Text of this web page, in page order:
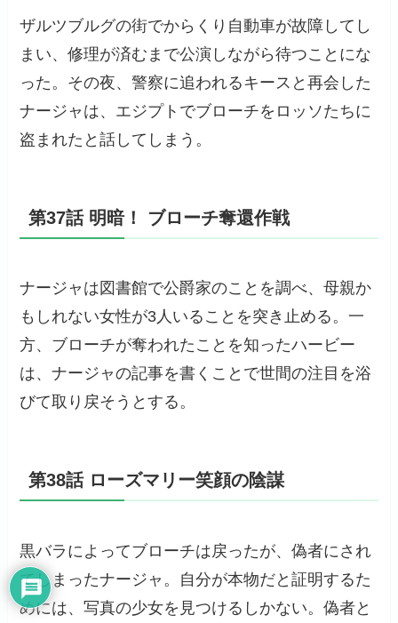
ザルツブルグの街でからくり自動車が故障してし
まい、修理が済むまで公演しながら待つことにな
った。その夜、警察に追われるキースと再会した
ナージャは、エジプトでブローチをロッソたちに
盗まれたと話してしまう。
第37話 明暗！ ブローチ奪還作戦
ナージャは図書館で公爵家のことを調べ、母親か
もしれない女性が3人いることを突き止める。一
方、ブローチが奪われたことを知ったハービー
は、ナージャの記事を書くことで世間の注目を浴
びて取り戻そうとする。
第38話 ローズマリー笑顔の陰謀
黒バラによってブローチは戻ったが、偽者にされ
てしまったナージャ。自分が本物だと証明するた
めには、写真の少女を見つけるしかない。偽者と